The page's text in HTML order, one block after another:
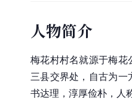
人物简介
梅花村村名就源于梅花
三县交界处，自古为
书达理，淳厚俭朴，人